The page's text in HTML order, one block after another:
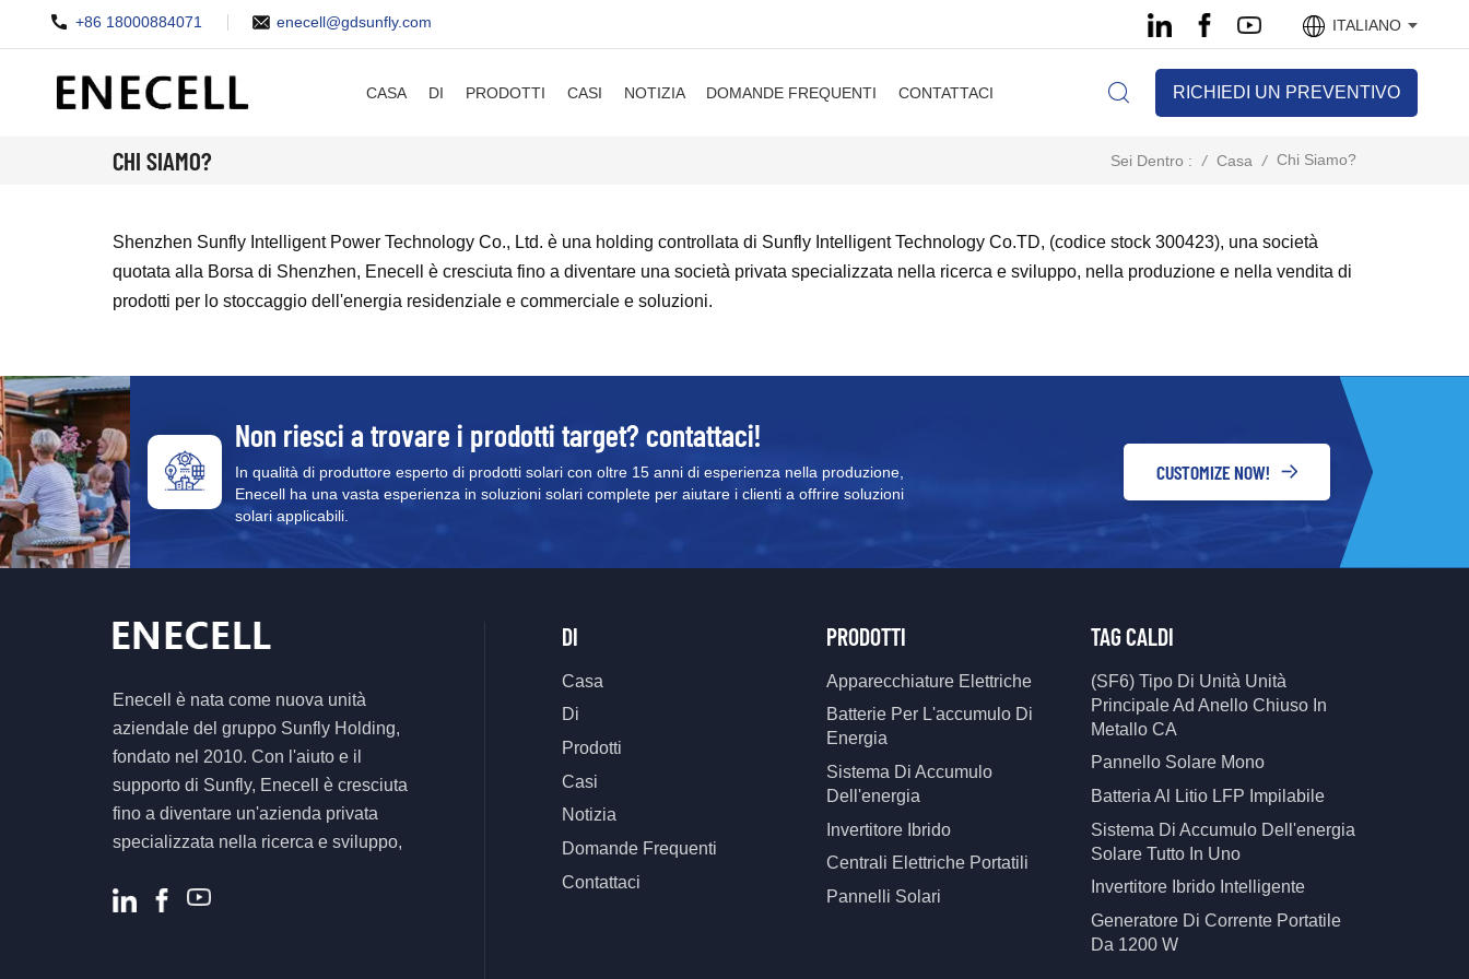
+86 18000884071 enecell@gdsunfly.com ITALIANO
CASA DI PRODOTTI CASI NOTIZIA DOMANDE FREQUENTI CONTATTACI RICHIEDI UN PREVENTIVO
CHI SIAMO? Sei Dentro : / Casa / Chi Siamo?
Shenzhen Sunfly Intelligent Power Technology Co., Ltd. è una holding controllata di Sunfly Intelligent Technology Co.TD, (codice stock 300423), una società
quotata alla Borsa di Shenzhen, Enecell è cresciuta fino a diventare una società privata specializzata nella ricerca e sviluppo, nella produzione e nella vendita di
prodotti per lo stoccaggio dell'energia residenziale e commerciale e soluzioni.
Non riesci a trovare i prodotti target? contattaci!
In qualità di produttore esperto di prodotti solari con oltre 15 anni di esperienza nella produzione,
Enecell ha una vasta esperienza in soluzioni solari complete per aiutare i clienti a offrire soluzioni
solari applicabili.
CUSTOMIZE NOW!
Enecell è nata come nuova unità
aziendale del gruppo Sunfly Holding,
fondato nel 2010. Con l'aiuto e il
supporto di Sunfly, Enecell è cresciuta
fino a diventare un'azienda privata
specializzata nella ricerca e sviluppo,
prodotti e soluzioni per lo stoccaggio
DI
Casa
Di
Prodotti
Casi
Notizia
Domande Frequenti
Contattaci
PRODOTTI
Apparecchiature Elettriche
Batterie Per L'accumulo Di
Energia
Sistema Di Accumulo
Dell'energia
Invertitore Ibrido
Centrali Elettriche Portatili
Pannelli Solari
TAG CALDI
(SF6) Tipo Di Unità Unità
Principale Ad Anello Chiuso In
Metallo CA
Pannello Solare Mono
Batteria Al Litio LFP Impilabile
Sistema Di Accumulo Dell'energia
Solare Tutto In Uno
Invertitore Ibrido Intelligente
Generatore Di Corrente Portatile
Da 1200 W